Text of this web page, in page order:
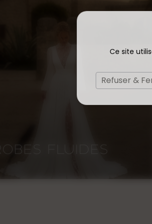
Ce site
Refuser &
ROBES SIRÈNES